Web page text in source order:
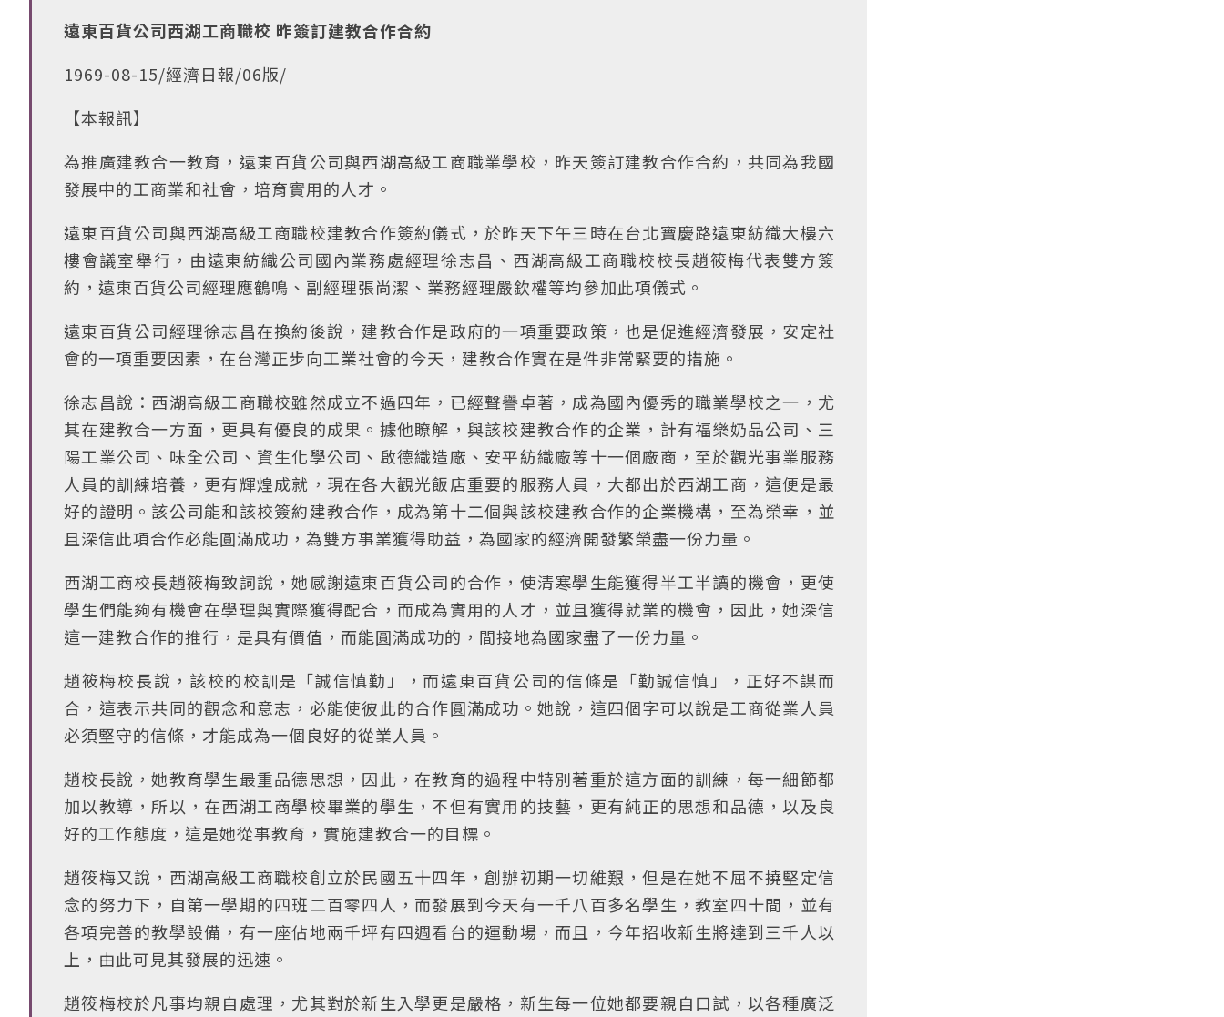
遠東百貨公司西湖工商職校 昨簽訂建教合作合約
1969-08-15/經濟日報/06版/
【本報訊】
為推廣建教合一教育，遠東百貨公司與西湖高級工商職業學校，昨天簽訂建教合作合約，共同為我國
發展中的工商業和社會，培育實用的人才。
遠東百貨公司與西湖高級工商職校建教合作簽約儀式，於昨天下午三時在台北寶慶路遠東紡織大樓六
樓會議室舉行，由遠東紡織公司國內業務處經理徐志昌、西湖高級工商職校校長趙筱梅代表雙方簽
約，遠東百貨公司經理應鶴鳴、副經理張尚潔、業務經理嚴欽權等均參加此項儀式。
遠東百貨公司經理徐志昌在換約後說，建教合作是政府的一項重要政策，也是促進經濟發展，安定社
會的一項重要因素，在台灣正步向工業社會的今天，建教合作實在是件非常緊要的措施。
徐志昌說：西湖高級工商職校雖然成立不過四年，已經聲譽卓著，成為國內優秀的職業學校之一，尤
其在建教合一方面，更具有優良的成果。據他瞭解，與該校建教合作的企業，計有福樂奶品公司、三
陽工業公司、味全公司、資生化學公司、啟德織造廠、安平紡織廠等十一個廠商，至於觀光事業服務
人員的訓練培養，更有輝煌成就，現在各大觀光飯店重要的服務人員，大都出於西湖工商，這便是最
好的證明。該公司能和該校簽約建教合作，成為第十二個與該校建教合作的企業機構，至為榮幸，並
且深信此項合作必能圓滿成功，為雙方事業獲得助益，為國家的經濟開發繁榮盡一份力量。
西湖工商校長趙筱梅致詞說，她感謝遠東百貨公司的合作，使清寒學生能獲得半工半讀的機會，更使
學生們能夠有機會在學理與實際獲得配合，而成為實用的人才，並且獲得就業的機會，因此，她深信
這一建教合作的推行，是具有價值，而能圓滿成功的，間接地為國家盡了一份力量。
趙筱梅校長說，該校的校訓是「誠信慎勤」，而遠東百貨公司的信條是「勤誠信慎」，正好不謀而
合，這表示共同的觀念和意志，必能使彼此的合作圓滿成功。她說，這四個字可以說是工商從業人員
必須堅守的信條，才能成為一個良好的從業人員。
趙校長說，她教育學生最重品德思想，因此，在教育的過程中特別著重於這方面的訓練，每一細節都
加以教導，所以，在西湖工商學校畢業的學生，不但有實用的技藝，更有純正的思想和品德，以及良
好的工作態度，這是她從事教育，實施建教合一的目標。
趙筱梅又說，西湖高級工商職校創立於民國五十四年，創辦初期一切維艱，但是在她不屈不撓堅定信
念的努力下，自第一學期的四班二百零四人，而發展到今天有一千八百多名學生，教室四十間，並有
各項完善的教學設備，有一座佔地兩千坪有四週看台的運動場，而且，今年招收新生將達到三千人以
上，由此可見其發展的迅速。
趙筱梅校於凡事均親自處理，尤其對於新生入學更是嚴格，新生每一位她都要親自口試，以各種廣泛